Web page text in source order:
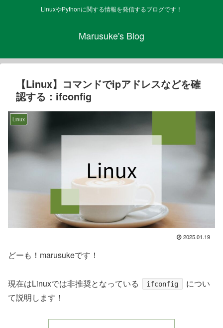
LinuxやPythonに関する情報を発信するブログです！
Marusuke's Blog
【Linux】コマンドでipアドレスなどを確
認する：ifconfig
Linux
2025.01.19
どーも！marusukeです！
現在はLinuxでは非推奨となっている ifconfig
につい
て説明します！